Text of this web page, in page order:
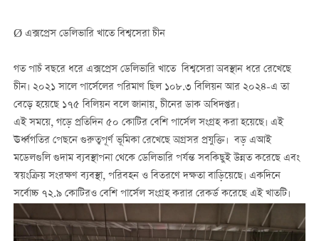
Ø এক্সপ্রেস ডেলিভারি খাতে বিশ্বসেরা চীন
গত পাচঁ বছরে ধরে এক্সপ্রেস ডেলিভারি খাতে বিশ্বসেরা অবস্থান ধরে রেখেছে
চীন। ২০২১ সালে পার্সেলের পরিমাণ ছিল ১০৮.৩ বিলিয়ন আর ২০২৪-এ তা
বেড়ে হয়েছে ১৭৫ বিলিয়ন বলে জানায়, চীনের ডাক অধিদপ্তর।
এই সময়ে, গড়ে প্রতিদিন ৫০ কোটির বেশি পার্সেল সংগ্রহ করা হয়েছে। এই
ঊর্ধ্বগতির পেছনে গুরুত্বপূর্ণ ভূমিকা রেখেছে অগ্রসর প্রযুক্তি। বড় এআই
মডেলগুলি গুদাম ব্যবস্থাপনা থেকে ডেলিভারি পর্যন্ত সবকিছুই উন্নত করেছে এবং
স্বয়ংক্রিয় সংরক্ষণ ব্যবস্থা, পরিবহন ও বিতরণে দক্ষতা বাড়িয়েছে। একদিনে
সর্বোচ্চ ৭২.৯ কোটিরও বেশি পার্সেল সংগ্রহ করার রেকর্ড করেছে এই খাতটি।